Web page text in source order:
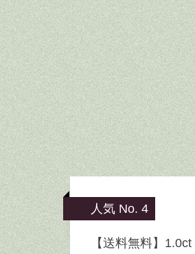
人気 No. 4
【送料無料】